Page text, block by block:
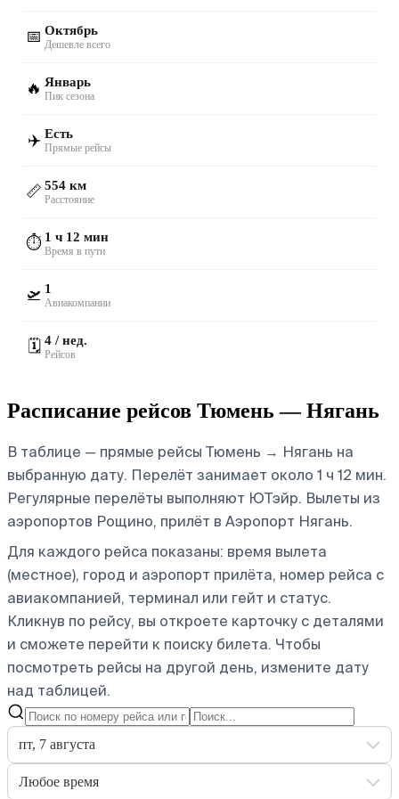
📅 Октябрь
Дешевле всего
🔥 Январь
Пик сезона
✈️ Есть
Прямые рейсы
📏 554 км
Расстояние
⏱️ 1 ч 12 мин
Время в пути
🛫 1
Авиакомпании
🗓️ 4 / нед.
Рейсов
Расписание рейсов Тюмень — Нягань
В таблице — прямые рейсы Тюмень → Нягань на
выбранную дату. Перелёт занимает около 1 ч 12 мин.
Регулярные перелёты выполняют ЮТэйр. Вылеты из
аэропортов Рощино, прилёт в Аэропорт Нягань.
Для каждого рейса показаны: время вылета
(местное), город и аэропорт прилёта, номер рейса с
авиакомпанией, терминал или гейт и статус.
Кликнув по рейсу, вы откроете карточку с деталями
и сможете перейти к поиску билета. Чтобы
посмотреть рейсы на другой день, измените дату
над таблицей.
пт, 7 августа
Любое время